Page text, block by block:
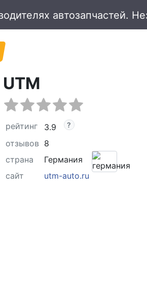
UTM
рейтинг
3.9
отзывов 8
страна
Германия
сайт
utm-auto.ru